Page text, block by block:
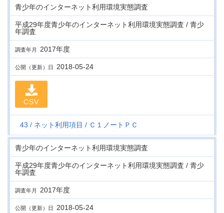
青少年のインターネット利用環境実態調査
平成29年度青少年のインターネット利用環境実態調査 / 青少
年調査
調査年月 2017年度
公開（更新）日 2018-05-24
CSV
43 ネット利用項目 Ｃ１ノートＰＣ
青少年のインターネット利用環境実態調査
平成29年度青少年のインターネット利用環境実態調査 / 青少
年調査
調査年月 2017年度
公開（更新）日 2018-05-24